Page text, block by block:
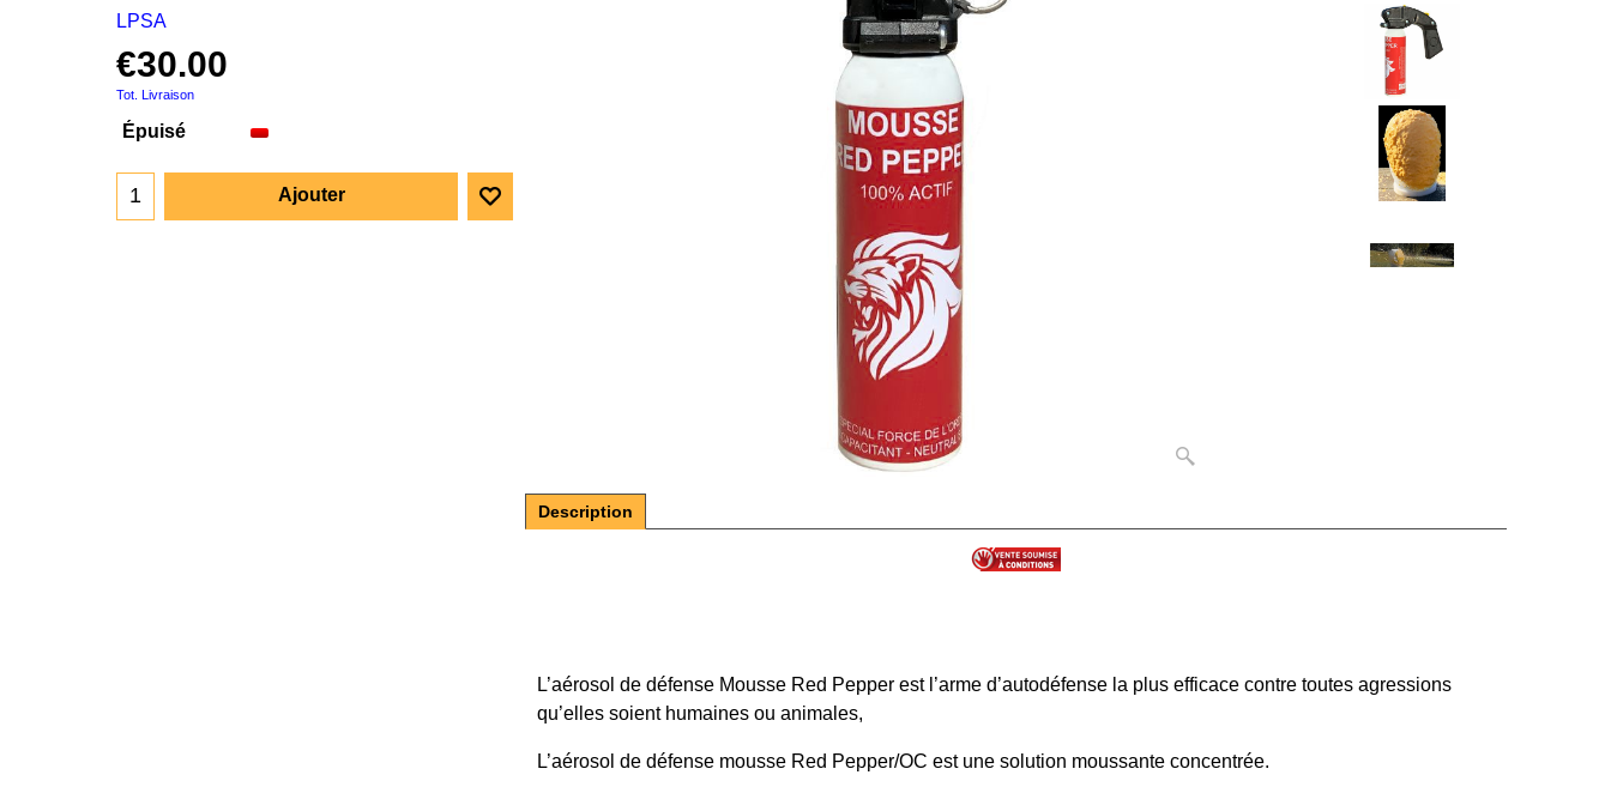
LPSA
€30.00
Tot. Livraison
Épuisé
Ajouter
Description
L’aérosol de défense Mousse Red Pepper est l’arme d’autodéfense la plus efficace contre toutes agressions
qu’elles soient humaines ou animales,
L’aérosol de défense mousse Red Pepper/OC est une solution moussante concentrée.